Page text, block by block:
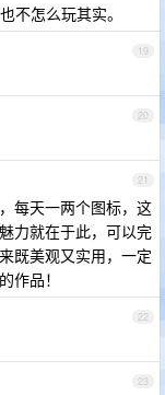
不怎么玩其实。
19
20
21
每天一两个图标，这
力就在于此，可以完
既美观又实用，一定
作品！
22
23